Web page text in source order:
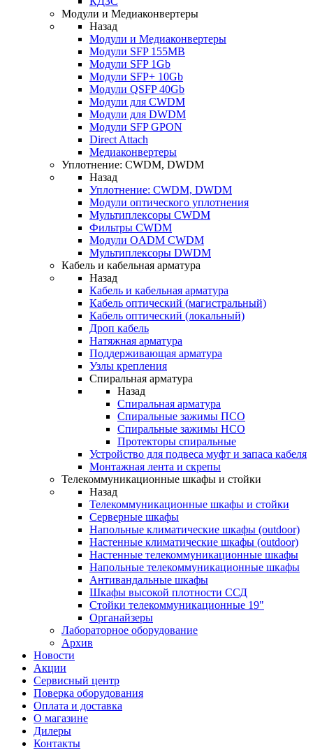
Модули и Медиаконвертеры
Назад
Модули и Медиаконвертеры
Модули SFP 155MB
Модули SFP 1Gb
Модули SFP+ 10Gb
Модули QSFP 40Gb
Модули для CWDM
Модули для DWDM
Модули SFP GPON
Direct Attach
Медиаконвертеры
Уплотнение: CWDM, DWDM
Назад
Уплотнение: CWDM, DWDM
Модули оптического уплотнения
Мультиплексоры CWDM
Фильтры CWDM
Модули OADM CWDM
Мультиплексоры DWDM
Кабель и кабельная арматура
Назад
Кабель и кабельная арматура
Кабель оптический (магистральный)
Кабель оптический (локальный)
Дроп кабель
Натяжная арматура
Поддерживающая арматура
Узлы крепления
Спиральная арматура
Назад
Спиральная арматура
Спиральные зажимы ПСО
Спиральные зажимы НСО
Протекторы спиральные
Устройство для подвеса муфт и запаса кабеля
Монтажная лента и скрепы
Телекоммуникационные шкафы и стойки
Назад
Телекоммуникационные шкафы и стойки
Серверные шкафы
Напольные климатические шкафы (outdoor)
Настенные климатические шкафы (outdoor)
Настенные телекоммуникационные шкафы
Напольные телекоммуникационные шкафы
Антивандальные шкафы
Шкафы высокой плотности ССД
Стойки телекоммуникационные 19"
Органайзеры
Лабораторное оборудование
Архив
Новости
Акции
Сервисный центр
Поверка оборудования
Оплата и доставка
О магазине
Дилеры
Контакты